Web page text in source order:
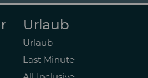
Urlaub
Urlaub
Last Minute